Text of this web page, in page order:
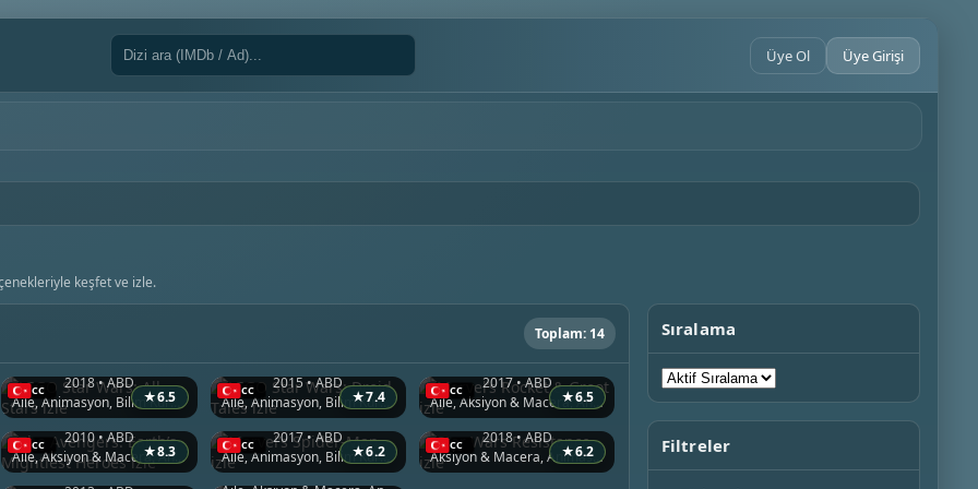
Üye Ol Üye Girişi
keşfet ve izle.
Toplam: 14
★6.5
LEGO Star Wars: All-Stars
2018 • ABD
Aile, Animasyon, Bilim Kurgu & Fantazi
★7.4
LEGO Star Wars: Droid Tales
2015 • ABD
Aile, Animasyon, Bilim Kurgu & Fantazi
★6.5
Marvel’s Rocket & Groot
2017 • ABD
Aile, Aksiyon & Macera, Animasyon
★8.3
The Avengers: Earth’s Mightiest Heroes
2010 • ABD
Aile, Aksiyon & Macera, Animasyon
★6.2
Marvel’s Spider-Man
2017 • ABD
Aile, Animasyon, Bilim Kurgu & Fantazi
★6.2
Star Wars Resistance
2018 • ABD
Aksiyon & Macera, Animasyon, Bilim Kurgu & Fantazi
Marvel’s Avengers Assemble
Gravity Falls
2012 • ABD
Sıralama
Filtreler